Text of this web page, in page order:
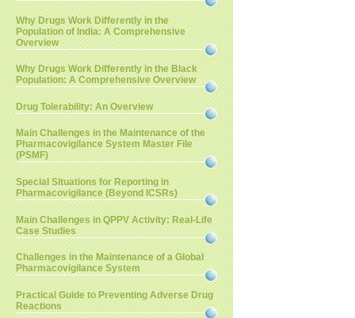
Why Drugs Work Differently in the
Population of India: A Comprehensive
Overview
Why Drugs Work Differently in the Black
Population: A Comprehensive Overview
Drug Tolerability: An Overview
Main Challenges in the Maintenance of the
Pharmacovigilance System Master File
(PSMF)
Special Situations for Reporting in
Pharmacovigilance (Beyond ICSRs)
Main Challenges in QPPV Activity: Real-Life
Case Studies
Challenges in the Maintenance of a Global
Pharmacovigilance System
Practical Guide to Preventing Adverse Drug
Reactions